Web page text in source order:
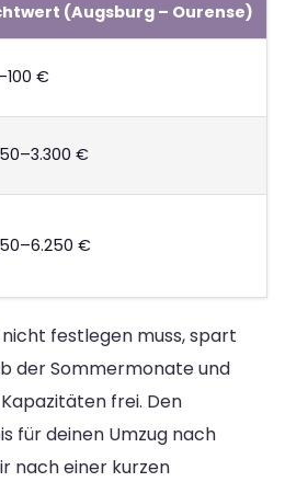
(Augsburg – Ourense)
€
€
€
festlegen muss, spart
der Sommermonate und
frei. Den
für deinen Umzug nach
nach einer kurzen